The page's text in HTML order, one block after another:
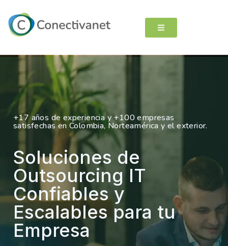
+17 años de experiencia y +100 empresas
satisfechas en Colombia, Norteamérica y el exterior.
Soluciones de
Outsourcing IT
Confiables y
Escalables para tu
Empresa